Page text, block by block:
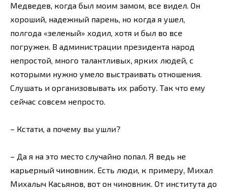
Медведев, когда был моим замом, все видел. Он
хороший, надежный парень, но когда я ушел,
полгода «зеленый» ходил, хотя и был во все
погружен. В администрации президента народ
непростой, много талантливых, ярких людей, с
которыми нужно умело выстраивать отношения.
Слушать и организовывать их работу. Так что ему
сейчас совсем непросто.
– Кстати, а почему вы ушли?
– Да я на это место случайно попал. Я ведь не
карьерный чиновник. Есть люди, к примеру, Михал
Михалыч Касьянов, вот он чиновник. От института до